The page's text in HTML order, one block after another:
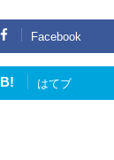
Facebook
B! はてブ